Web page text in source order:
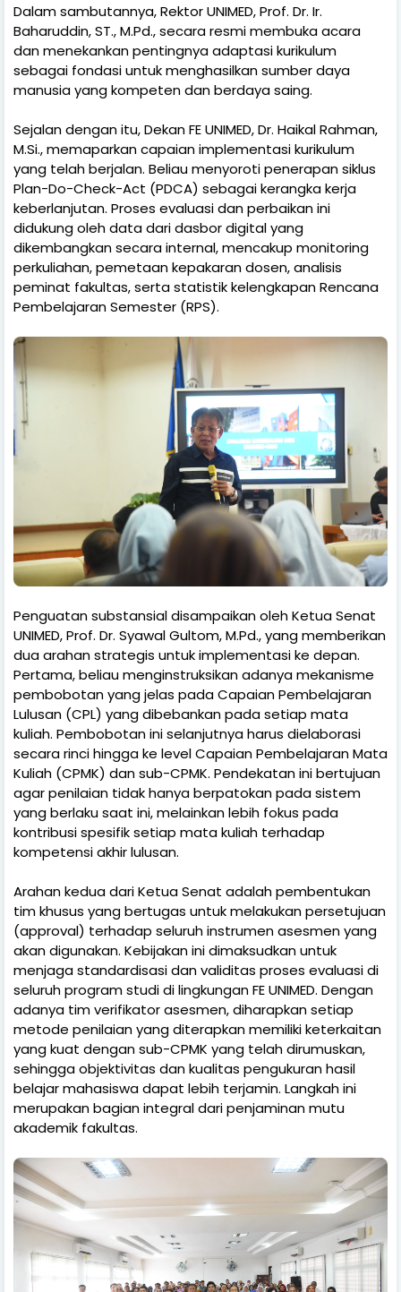
Dalam sambutannya, Rektor UNIMED, Prof. Dr. Ir.
Baharuddin, ST., M.Pd., secara resmi membuka acara
dan menekankan pentingnya adaptasi kurikulum
sebagai fondasi untuk menghasilkan sumber daya
manusia yang kompeten dan berdaya saing.
Sejalan dengan itu, Dekan FE UNIMED, Dr. Haikal Rahman,
M.Si., memaparkan capaian implementasi kurikulum
yang telah berjalan. Beliau menyoroti penerapan siklus
Plan-Do-Check-Act (PDCA) sebagai kerangka kerja
keberlanjutan. Proses evaluasi dan perbaikan ini
didukung oleh data dari dasbor digital yang
dikembangkan secara internal, mencakup monitoring
perkuliahan, pemetaan kepakaran dosen, analisis
peminat fakultas, serta statistik kelengkapan Rencana
Pembelajaran Semester (RPS).
Penguatan substansial disampaikan oleh Ketua Senat
UNIMED, Prof. Dr. Syawal Gultom, M.Pd., yang memberikan
dua arahan strategis untuk implementasi ke depan.
Pertama, beliau menginstruksikan adanya mekanisme
pembobotan yang jelas pada Capaian Pembelajaran
Lulusan (CPL) yang dibebankan pada setiap mata
kuliah. Pembobotan ini selanjutnya harus dielaborasi
secara rinci hingga ke level Capaian Pembelajaran Mata
Kuliah (CPMK) dan sub-CPMK. Pendekatan ini bertujuan
agar penilaian tidak hanya berpatokan pada sistem
yang berlaku saat ini, melainkan lebih fokus pada
kontribusi spesifik setiap mata kuliah terhadap
kompetensi akhir lulusan.
Arahan kedua dari Ketua Senat adalah pembentukan
tim khusus yang bertugas untuk melakukan persetujuan
(approval) terhadap seluruh instrumen asesmen yang
akan digunakan. Kebijakan ini dimaksudkan untuk
menjaga standardisasi dan validitas proses evaluasi di
seluruh program studi di lingkungan FE UNIMED. Dengan
adanya tim verifikator asesmen, diharapkan setiap
metode penilaian yang diterapkan memiliki keterkaitan
yang kuat dengan sub-CPMK yang telah dirumuskan,
sehingga objektivitas dan kualitas pengukuran hasil
belajar mahasiswa dapat lebih terjamin. Langkah ini
merupakan bagian integral dari penjaminan mutu
akademik fakultas.